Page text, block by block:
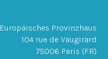
Europäisches Provinzhaus
104 rue de Vaugirard
75006 Paris (FR)